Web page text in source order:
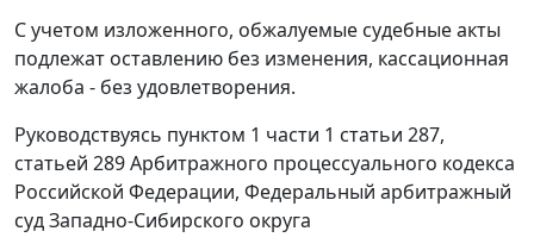
С учетом изложенного, обжалуемые судебные акты
подлежат оставлению без изменения, кассационная
жалоба - без удовлетворения.
Руководствуясь пунктом 1 части 1 статьи 287,
статьей 289 Арбитражного процессуального кодекса
Российской Федерации, Федеральный арбитражный
суд Западно-Сибирского округа